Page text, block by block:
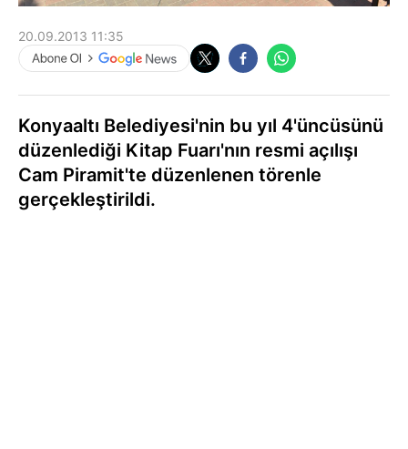
20.09.2013 11:35
Konyaaltı Belediyesi'nin bu yıl 4'üncüsünü
düzenlediği Kitap Fuarı'nın resmi açılışı
Cam Piramit'te düzenlenen törenle
gerçekleştirildi.